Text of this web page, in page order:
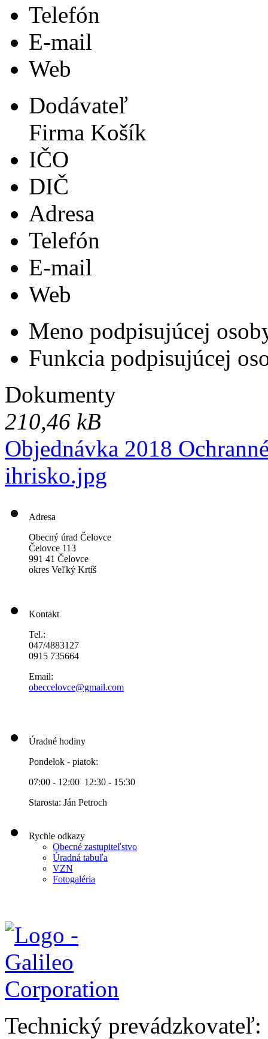
Telefón
E-mail
Web
Dodávateľ
Firma Košík
IČO
DIČ
Adresa
Telefón
E-mail
Web
Meno podpisujúcej
Funkcia podpisujúcej
Dokumenty
210,46 kB
Objednávka 2018
ihrisko.jpg
Adresa
Obecný úrad Čelovce
Čelovce 113
991 41 Čelovce
okres Veľký Krtíš
Kontakt
Tel.:
047/4883127
0915 735664
Email:
obeccelovce@gmail.com
Úradné hodiny
Pondelok - piatok:
07:00 - 12:00 12:30 - 15:30
Starosta: Ján Petroch
Rychle odkazy
Obecné zastupiteľstvo
Úradná tabuľa
VZN
Fotogaléria
Technický prevádzkovateľ: